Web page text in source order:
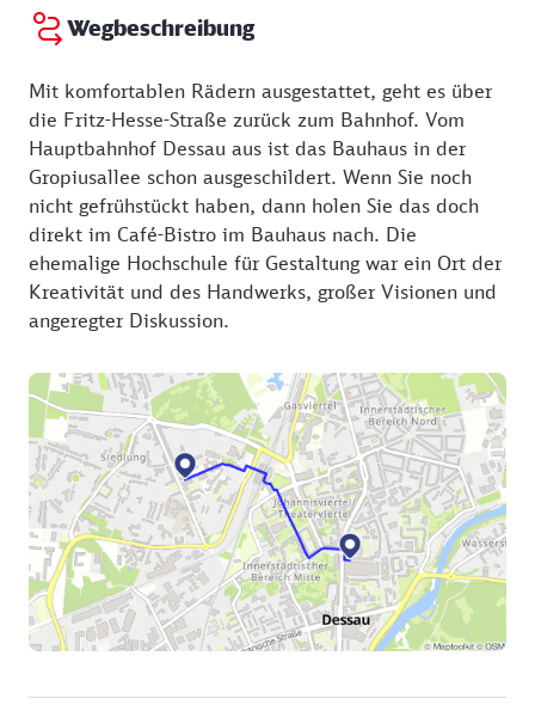
Wegbeschreibung
Mit komfortablen Rädern ausgestattet, geht es über
die Fritz-Hesse-Straße zurück zum Bahnhof. Vom
Hauptbahnhof Dessau aus ist das Bauhaus in der
Gropiusallee schon ausgeschildert. Wenn Sie noch
nicht gefrühstückt haben, dann holen Sie das doch
direkt im Café-Bistro im Bauhaus nach. Die
ehemalige Hochschule für Gestaltung war ein Ort der
Kreativität und des Handwerks, großer Visionen und
angeregter Diskussion.